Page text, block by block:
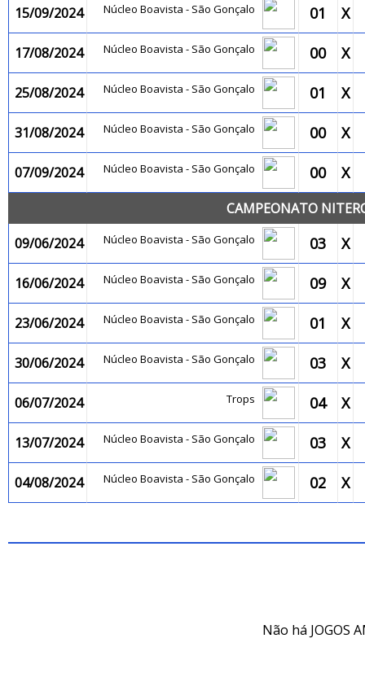
15/09/2024
Núcleo Boavista - São Gonçalo 01 X
17/08/2024 Núcleo Boavista - São Gonçalo 00 X
25/08/2024 Núcleo Boavista - São Gonçalo 01 X
31/08/2024 Núcleo Boavista - São Gonçalo 00 X
07/09/2024 Núcleo Boavista - São Gonçalo 00 X
CAMPEONATO
09/06/2024
Núcleo Boavista - São Gonçalo 03 X
16/06/2024 Núcleo Boavista - São Gonçalo 09 X
23/06/2024 Núcleo Boavista - São Gonçalo 01 X
30/06/2024 Núcleo Boavista - São Gonçalo 03 X
06/07/2024 Trops 04 X
13/07/2024 Núcleo Boavista - São Gonçalo 03 X
04/08/2024 Núcleo Boavista - São Gonçalo 02 X
Não há JOGOS